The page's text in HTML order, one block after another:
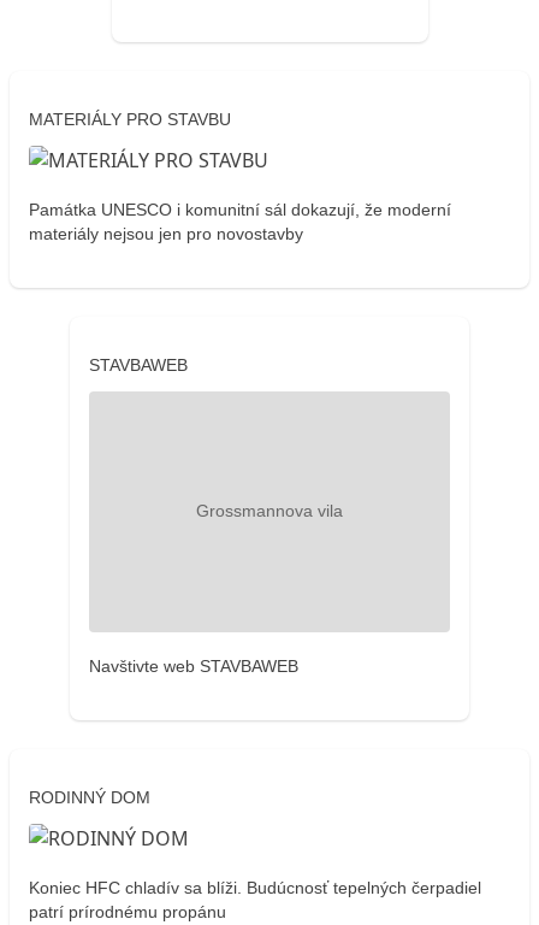
MATERIÁLY PRO STAVBU
Památka UNESCO i komunitní sál dokazují, že moderní
materiály nejsou jen pro novostavby
STAVBAWEB
Navštivte web STAVBAWEB
RODINNÝ DOM
Koniec HFC chladív sa blíži. Budúcnosť tepelných čerpadiel
patrí prírodnému propánu